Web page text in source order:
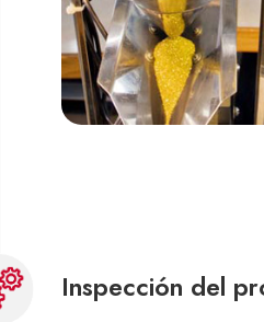
Inspección del